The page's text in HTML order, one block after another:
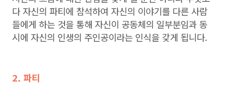
다 자신의 파티에 참석하여 자신의 이야기를 다른 사람
들에게 하는 것을 통해 자신이 공동체의 일부분임과 동
시에 자신의 인생의 주인공이라는 인식을 갖게 됩니다.
2. 파티